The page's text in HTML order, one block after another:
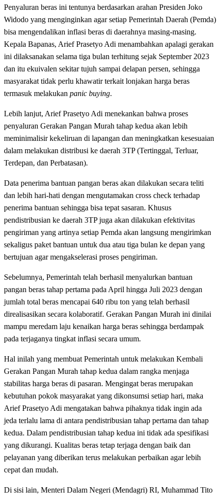
Penyaluran beras ini tentunya berdasarkan arahan Presiden Joko
Widodo yang menginginkan agar setiap Pemerintah Daerah (Pemda)
bisa mengendalikan inflasi beras di daerahnya masing-masing.
Kepala Bapanas, Arief Prasetyo Adi menambahkan apalagi gerakan
ini dilaksanakan selama tiga bulan terhitung sejak September 2023
dan itu ekuivalen sekitar tujuh sampai delapan persen, sehingga
masyarakat tidak perlu khawatir terkait lonjakan harga beras
termasuk melakukan panic buying.
Lebih lanjut, Arief Prasetyo Adi menekankan bahwa proses
penyaluran Gerakan Pangan Murah tahap kedua akan lebih
meminimalisir kekeliruan di lapangan dan meningkatkan kesesuaian
dalam melakukan distribusi ke daerah 3TP (Tertinggal, Terluar,
Terdepan, dan Perbatasan).
Data penerima bantuan pangan beras akan dilakukan secara teliti
dan lebih hari-hati dengan mengutamakan cross check terhadap
penerima bantuan sehingga bisa tepat sasaran. Khusus
pendistribusian ke daerah 3TP juga akan dilakukan efektivitas
pengiriman yang artinya setiap Pemda akan langsung mengirimkan
sekaligus paket bantuan untuk dua atau tiga bulan ke depan yang
bertujuan agar mengakselerasi proses pengiriman.
Sebelumnya, Pemerintah telah berhasil menyalurkan bantuan
pangan beras tahap pertama pada April hingga Juli 2023 dengan
jumlah total beras mencapai 640 ribu ton yang telah berhasil
direalisasikan secara kolaboratif. Gerakan Pangan Murah ini dinilai
mampu meredam laju kenaikan harga beras sehingga berdampak
pada terjaganya tingkat inflasi secara umum.
Hal inilah yang membuat Pemerintah untuk melakukan Kembali
Gerakan Pangan Murah tahap kedua dalam rangka menjaga
stabilitas harga beras di pasaran. Mengingat beras merupakan
kebutuhan pokok masyarakat yang dikonsumsi setiap hari, maka
Arief Prasetyo Adi mengatakan bahwa pihaknya tidak ingin ada
jeda terlalu lama di antara pendistribusian tahap pertama dan tahap
kedua. Dalam pendistribusian tahap kedua ini tidak ada spesifikasi
yang dikurangi. Kualitas beras tetap terjaga dengan baik dan
pelayanan yang diberikan terus melakukan perbaikan agar lebih
cepat dan mudah.
Di sisi lain, Menteri Dalam Negeri (Mendagri) RI, Muhammad Tito